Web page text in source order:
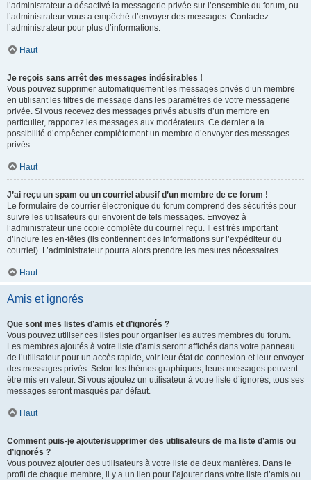
l’administrateur a désactivé la messagerie privée sur l’ensemble du forum, ou
l’administrateur vous a empêché d’envoyer des messages. Contactez
l’administrateur pour plus d’informations.
Haut
Je reçois sans arrêt des messages indésirables !
Vous pouvez supprimer automatiquement les messages privés d’un membre
en utilisant les filtres de message dans les paramètres de votre messagerie
privée. Si vous recevez des messages privés abusifs d’un membre en
particulier, rapportez les messages aux modérateurs. Ce dernier a la
possibilité d’empêcher complètement un membre d’envoyer des messages
privés.
Haut
J’ai reçu un spam ou un courriel abusif d’un membre de ce forum !
Le formulaire de courrier électronique du forum comprend des sécurités pour
suivre les utilisateurs qui envoient de tels messages. Envoyez à
l’administrateur une copie complète du courriel reçu. Il est très important
d’inclure les en-têtes (ils contiennent des informations sur l’expéditeur du
courriel). L’administrateur pourra alors prendre les mesures nécessaires.
Haut
Amis et ignorés
Que sont mes listes d’amis et d’ignorés ?
Vous pouvez utiliser ces listes pour organiser les autres membres du forum.
Les membres ajoutés à votre liste d’amis seront affichés dans votre panneau
de l’utilisateur pour un accès rapide, voir leur état de connexion et leur envoyer
des messages privés. Selon les thèmes graphiques, leurs messages peuvent
être mis en valeur. Si vous ajoutez un utilisateur à votre liste d’ignorés, tous ses
messages seront masqués par défaut.
Haut
Comment puis-je ajouter/supprimer des utilisateurs de ma liste d’amis ou
d’ignorés ?
Vous pouvez ajouter des utilisateurs à votre liste de deux manières. Dans le
profil de chaque membre, il y a un lien pour l’ajouter dans votre liste d’amis ou